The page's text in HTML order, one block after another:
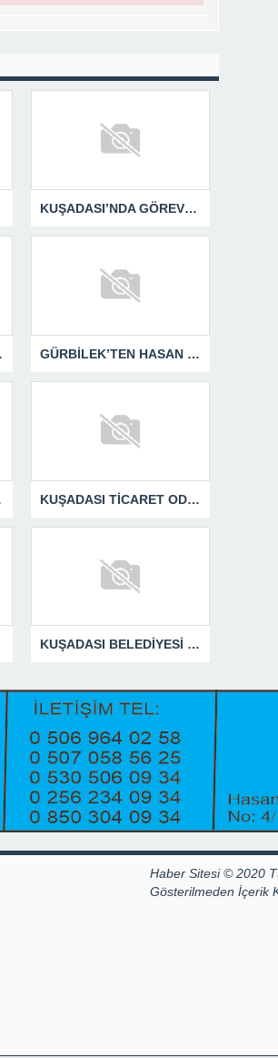
KUŞADASI BELEDİYESİ ZABITA MEMURUNU DARBEDEN DİLENCİ 2 KADIN TUTUKLANDI
Haber Sitesi © 2020
Gösterilmeden İçerik